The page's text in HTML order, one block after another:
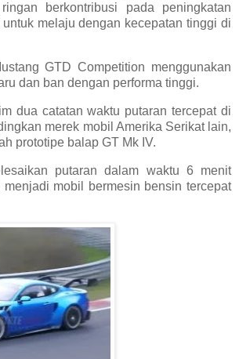
berkontribusi pada peningkatan
melaju dengan kecepatan tinggi di
GTD Competition menggunakan
dan ban dengan performa tinggi.
dua catatan waktu putaran tercepat di
merek mobil Amerika Serikat lain,
prototipe balap GT Mk IV.
putaran dalam waktu 6 menit
menjadi mobil bermesin bensin tercepat